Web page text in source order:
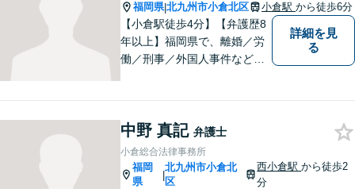
福岡県|北九州市小倉北区 小倉駅 から徒歩6分
【小倉駅徒歩4分】【弁護歴8
年以上】福岡県で、離婚／労
働／刑事／外国人事件などに
会話のキャッチボールを積み
重ねながら解決へと動いてま
いります。【韓国語対応可】
詳細を見
る
中野 真記 弁護士
小倉総合法律事務所
福岡
県
|
北九州市小倉北
区
西小倉駅から徒歩2
分